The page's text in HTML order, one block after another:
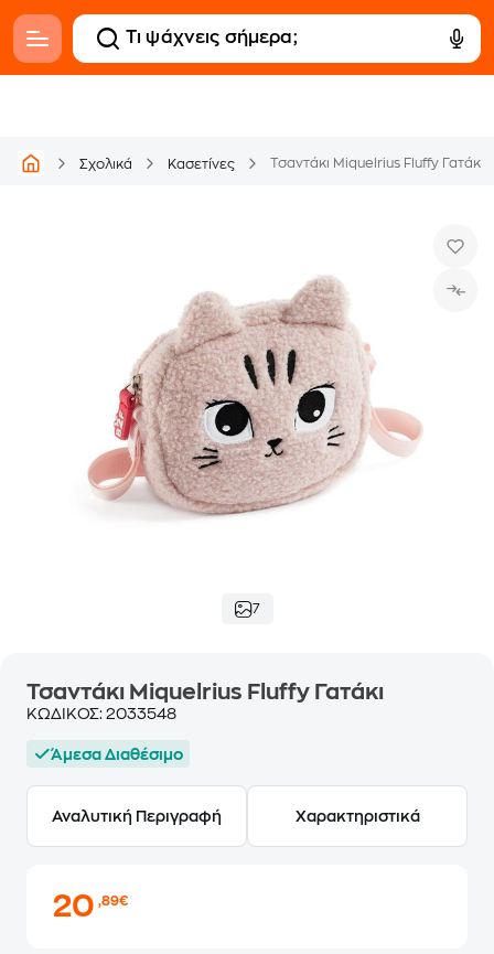
Σχολικά Κασετίνες Τσαντάκι Miquelrius Fluffy Γατάκι
7
Τσαντάκι Miquelrius Fluffy Γατάκι
ΚΩΔΙΚΟΣ: 2033548
Άμεσα Διαθέσιμο
Αναλυτική Περιγραφή Χαρακτηριστικά
20,89€